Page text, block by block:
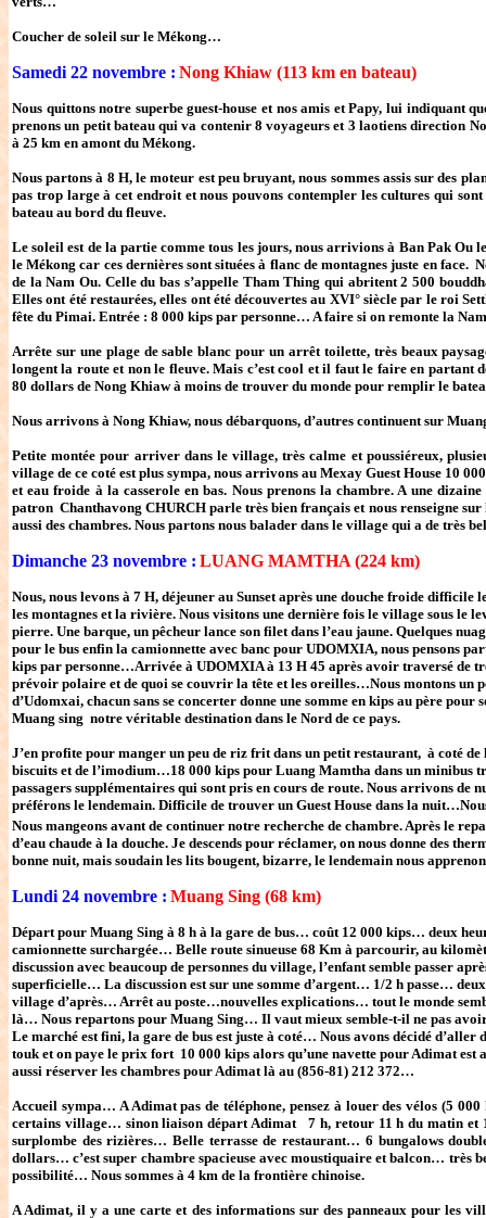
Coucher de soleil sur le Mékong…
Samedi 22 novembre : Nong Khiaw (113 km en bateau)
Nous quittons notre superbe guest-house et nos amis et Papy, lui
prenons un petit bateau qui va contenir 8 voyageurs et 3 laotiens direction
à 25 km en amont du Mékong.
Nous partons à 8 H, le moteur est peu bruyant, nous sommes assis sur des
pas trop large à cet endroit et nous pouvons contempler les cultures qui
bateau au bord du fleuve.
Le soleil est de la partie comme tous les jours, nous arrivions à Ban Pak Ou
le Mékong car ces dernières sont situées à flanc de montagnes juste en
de la Nam Ou. Celle du bas s’appelle Tham Thing qui abritent 2 500
Elles ont été restaurées, elles ont été découvertes au XVI° siècle par le roi
fête du Pimai. Entrée : 8 000 kips par personne… A faire si on remonte la
Arrête sur une plage de sable blanc pour un arrêt toilette, très beaux
longent la route et non le fleuve. Mais c’est cool et il faut le faire en partant
80 dollars de Nong Khiaw à moins de trouver du monde pour remplir le
Nous arrivons à Nong Khiaw, nous débarquons, d’autres continuent sur
Petite montée pour arriver dans le village, très calme et poussiéreux,
village de ce coté est plus sympa, nous arrivons au Mexay Guest House 10
et eau froide à la casserole en bas. Nous prenons la chambre. A une
patron Chanthavong CHURCH parle très bien français et nous renseigne
aussi des chambres. Nous partons nous balader dans le village qui a de
Dimanche 23 novembre : LUANG MAMTHA (224 km)
Nous, nous levons à 7 H, déjeuner au Sunset après une douche froide
les montagnes et la rivière. Nous visitons une dernière fois le village sous le
pierre. Une barque, un pêcheur lance son filet dans l’eau jaune. Quelques
pour le bus enfin la camionnette avec banc pour UDOMXIA, nous pensons
kips par personne…Arrivée à UDOMXIA à 13 H 45 après avoir traversé de
prévoir polaire et de quoi se couvrir la tête et les oreilles…Nous montons un
d’Udomxai, chacun sans se concerter donne une somme en kips au père
Muang sing notre véritable destination dans le Nord de ce pays.
J’en profite pour manger un peu de riz frit dans un petit restaurant, à coté
biscuits et de l’imodium…18 000 kips pour Luang Mamtha dans un minibus
passagers supplémentaires qui sont pris en cours de route. Nous arrivons
préférons le lendemain. Difficile de trouver un Guest House dans la
Nous mangeons avant de continuer notre recherche de chambre. Après le
d’eau chaude à la douche. Je descends pour réclamer, on nous donne des
bonne nuit, mais soudain les lits bougent, bizarre, le lendemain nous
Lundi 24 novembre : Muang Sing (68 km)
Départ pour Muang Sing à 8 h à la gare de bus… coût 12 000 kips… deux
camionnette surchargée… Belle route sinueuse 68 Km à parcourir, au
discussion avec beaucoup de personnes du village, l’enfant semble passer
superficielle… La discussion est sur une somme d’argent… 1/2 h passe…
village d’après… Arrêt au poste…nouvelles explications… tout le monde
là… Nous repartons pour Muang Sing… Il vaut mieux semble-t-il ne pas
Le marché est fini, la gare de bus est juste à coté… Nous avons décidé
touk et on paye le prix fort 10 000 kips alors qu’une navette pour Adimat est
aussi réserver les chambres pour Adimat là au (856-81) 212 372…
Accueil sympa… A Adimat pas de téléphone, pensez à louer des vélos (5
certains village… sinon liaison départ Adimat 7 h, retour 11 h du matin
surplombe des rizières… Belle terrasse de restaurant… 6 bungalows
dollars… c’est super chambre spacieuse avec moustiquaire et balcon… très
possibilité… Nous sommes à 4 km de la frontière chinoise.
A Adimat, il y a une carte et des informations sur des panneaux pour les